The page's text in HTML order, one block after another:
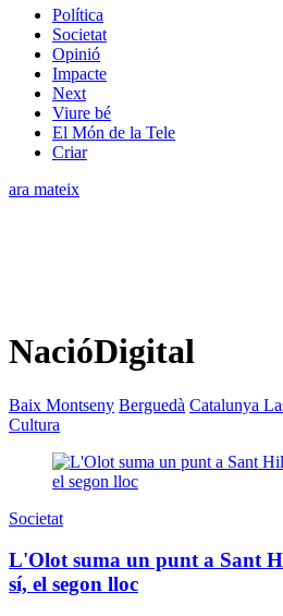
Política
Societat
Opinió
Impacte
Next
Viure bé
El Món de la Tele
Criar
ara mateix
NacióDigital
Baix Montseny Berguedà Catalunya
Cultura
Societat
L'Olot suma un punt a Sant
sí, el segon lloc